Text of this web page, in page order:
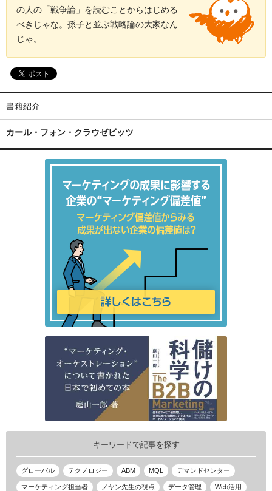
の人の「戦争論」を読むことからはじめる
べきじゃな。孫子と並ぶ戦略論の大家なん
じゃ。
書籍紹介
カール・フォン・クラウゼビッツ
キーワードで記事を探す
グローバル テクノロジー ABM MQL デマンドセンター
マーケティング担当者 ノヤン先生の視点 データ管理 Web活用